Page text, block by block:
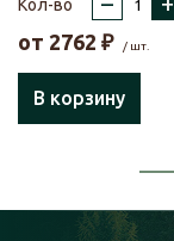
Кол-во
от 2762 ₽ / шт.
В корзину